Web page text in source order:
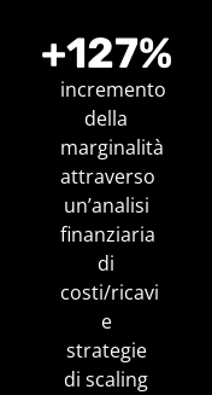
+127%
incremento
della
marginalità
attraverso
un’analisi
finanziaria
di
costi/ricavi
e
strategie
di scaling